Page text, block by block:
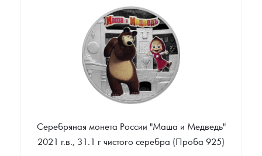
Цена выкупа
Звоните
Серебряная монета России "Маша и Медведь"
2021 г.в., 31.1 г чистого серебра (Проба 925)